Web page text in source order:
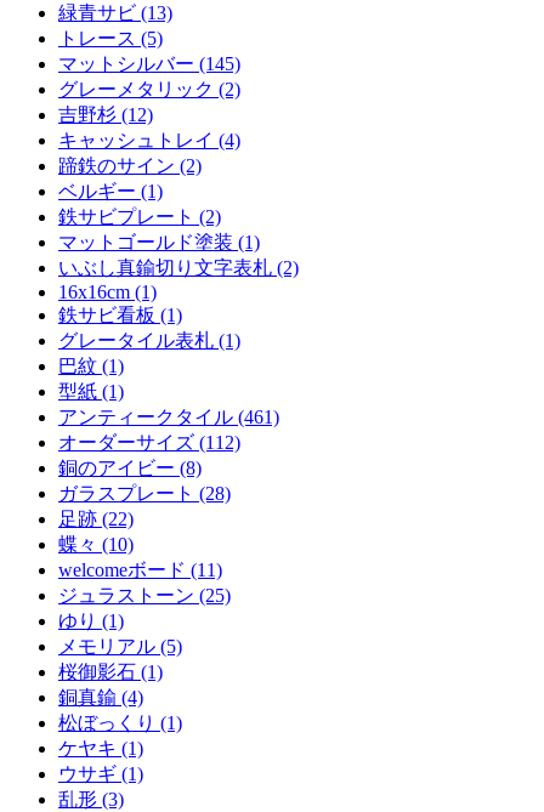
緑青サビ (13)
トレース (5)
マットシルバー (145)
グレーメタリック (2)
吉野杉 (12)
キャッシュトレイ (4)
蹄鉄のサイン (2)
ベルギー (1)
鉄サビプレート (2)
マットゴールド塗装 (1)
いぶし真鍮切り文字表札 (2)
16x16cm (1)
鉄サビ看板 (1)
グレータイル表札 (1)
巴紋 (1)
型紙 (1)
アンティークタイル (461)
オーダーサイズ (112)
銅のアイビー (8)
ガラスプレート (28)
足跡 (22)
蝶々 (10)
welcomeボード (11)
ジュラストーン (25)
ゆり (1)
メモリアル (5)
桜御影石 (1)
銅真鍮 (4)
松ぼっくり (1)
ケヤキ (1)
ウサギ (1)
乱形 (3)